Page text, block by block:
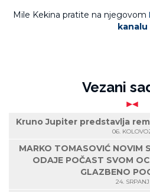
Mile Kekina pratite na njegovom
kanalu
Vezani
Kruno Jupiter predstavlja
06.
MARKO TOMASOVIĆ NOVIM
ODAJE POČAST SVOM
GLAZBENO
24. SRPANJ